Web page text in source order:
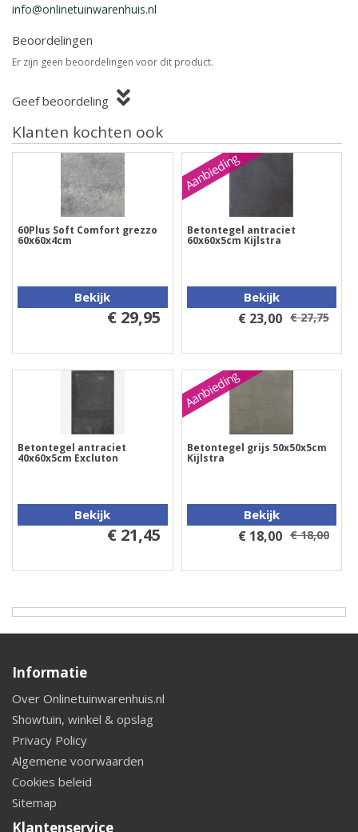
info@onlinetuinwarenhuis.nl
Beoordelingen
Er zijn geen beoordelingen voor dit product.
Geef beoordeling
Klanten kochten ook
60Plus Soft Comfort grezzo
60x60x4cm
Bekijk
€ 29,95
Aanbieding
Betontegel antraciet
60x60x5cm Kijlstra
Bekijk
€ 23,00 € 27,75
Betontegel antraciet
40x60x5cm Excluton
Bekijk
€ 21,45
Aanbieding
Betontegel grijs 50x50x5cm
Kijlstra
Bekijk
€ 18,00 € 18,00
Informatie
Over Onlinetuinwarenhuis.nl
Showtuin, winkel & opslag
Privacy Policy
Algemene voorwaarden
Cookies beleid
Sitemap
Klantenservice